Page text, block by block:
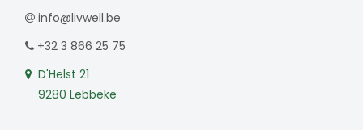
info@livwell.be
+32 3 866 25 75
D'Helst 21
9280 Lebbeke